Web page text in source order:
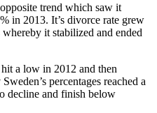
trend which saw it
in 2013. It’s divorce rate grew
it stabilized and ended
a low in 2012 and then
percentages reached a
decline and finish below